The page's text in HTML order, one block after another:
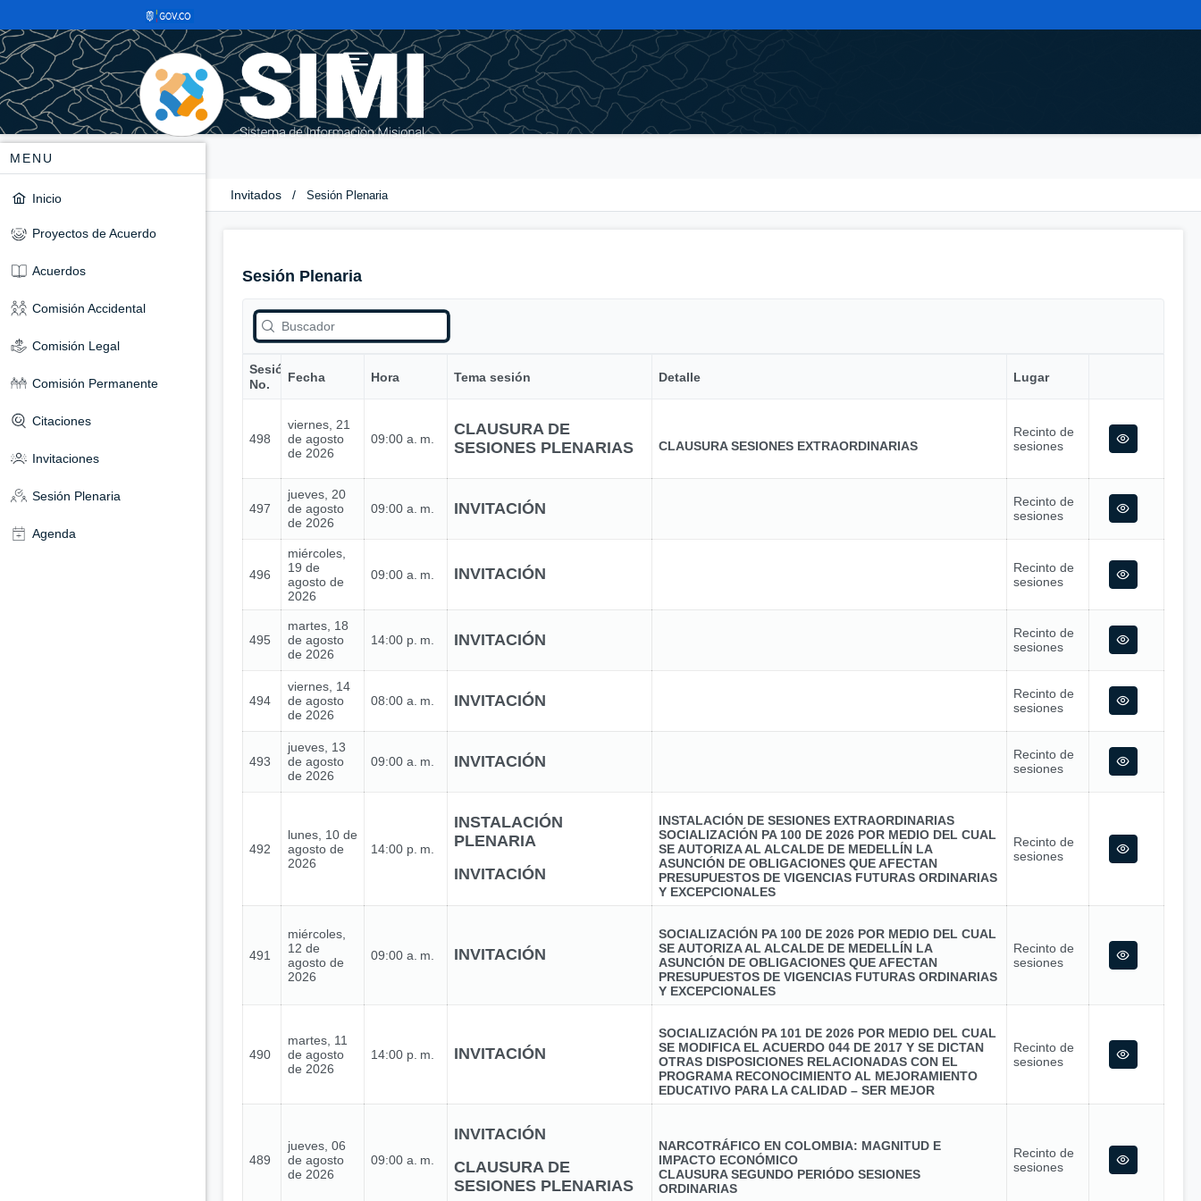
MENU
Inicio
Proyectos de Acuerdo
Acuerdos
Comisión Accidental
Comisión Legal
Comisión Permanente
Citaciones
Invitaciones
Sesión Plenaria
Agenda
Invitados / Sesión Plenaria
Sesión Plenaria
Sesión
No.
Fecha Hora Tema sesión Detalle Lugar
498
viernes, 21
de agosto
de 2026
09:00 a. m.
CLAUSURA DE
SESIONES PLENARIAS
CLAUSURA SESIONES EXTRAORDINARIAS
Recinto de
sesiones
497
jueves, 20
de agosto
de 2026
09:00 a. m. INVITACIÓN
Recinto de
sesiones
496
miércoles,
19 de
agosto de
2026
09:00 a. m. INVITACIÓN
Recinto de
sesiones
495
martes, 18
de agosto
de 2026
14:00 p. m. INVITACIÓN
Recinto de
sesiones
494
viernes, 14
de agosto
de 2026
08:00 a. m. INVITACIÓN
Recinto de
sesiones
493
jueves, 13
de agosto
de 2026
09:00 a. m. INVITACIÓN
Recinto de
sesiones
492
lunes, 10 de
agosto de
2026
14:00 p. m.
INSTALACIÓN
PLENARIA
INVITACIÓN
INSTALACIÓN DE SESIONES EXTRAORDINARIAS
SOCIALIZACIÓN PA 100 DE 2026 POR MEDIO DEL CUAL
SE AUTORIZA AL ALCALDE DE MEDELLÍN LA
ASUNCIÓN DE OBLIGACIONES QUE AFECTAN
PRESUPUESTOS DE VIGENCIAS FUTURAS ORDINARIAS
Y EXCEPCIONALES
Recinto de
sesiones
491
miércoles,
12 de
agosto de
2026
09:00 a. m. INVITACIÓN
SOCIALIZACIÓN PA 100 DE 2026 POR MEDIO DEL CUAL
SE AUTORIZA AL ALCALDE DE MEDELLÍN LA
ASUNCIÓN DE OBLIGACIONES QUE AFECTAN
PRESUPUESTOS DE VIGENCIAS FUTURAS ORDINARIAS
Y EXCEPCIONALES
Recinto de
sesiones
490
martes, 11
de agosto
de 2026
14:00 p. m. INVITACIÓN
SOCIALIZACIÓN PA 101 DE 2026 POR MEDIO DEL CUAL
SE MODIFICA EL ACUERDO 044 DE 2017 Y SE DICTAN
OTRAS DISPOSICIONES RELACIONADAS CON EL
PROGRAMA RECONOCIMIENTO AL MEJORAMIENTO
EDUCATIVO PARA LA CALIDAD – SER MEJOR
Recinto de
sesiones
489
jueves, 06
de agosto
de 2026
09:00 a. m.
INVITACIÓN
CLAUSURA DE
SESIONES PLENARIAS
NARCOTRÁFICO EN COLOMBIA: MAGNITUD E
IMPACTO ECONÓMICO
CLAUSURA SEGUNDO PERIÓDO SESIONES
ORDINARIAS
Recinto de
sesiones